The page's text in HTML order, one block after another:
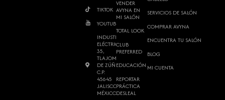
TIKTOK
YOUTUBE
INDUSTRIA
ELÉCTRICA
35,
TLAJOMULCO
DE ZÚÑIGA,
C.P.
45645
JALISCO,
MÉXICO.
VENDER
AVYNA EN
MI SALÓN
TOTAL LOOK
CLUB
PREFERRED
EDUCACIÓN
REPORTAR
PRÁCTICA
DESLEAL
SERVICIOS DE SALÓN
COMPRAR AVYNA
ENCUENTRA TU SALÓN
BLOG
MI CUENTA